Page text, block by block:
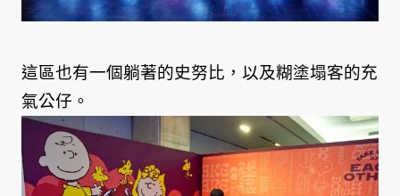
這區也有一個躺著的史努比，以及糊塗塌客的充
氣公仔。